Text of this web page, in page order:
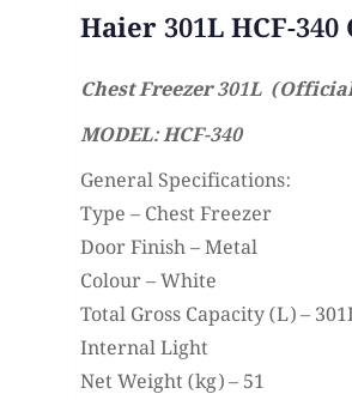
Haier 301L HCF-
Chest Freezer 301L
MODEL: HCF-340
General Specifications:
Type – Chest Freezer
Door Finish – Metal
Colour – White
Total Gross Capacity (L) –
Internal Light
Net Weight (kg) – 51